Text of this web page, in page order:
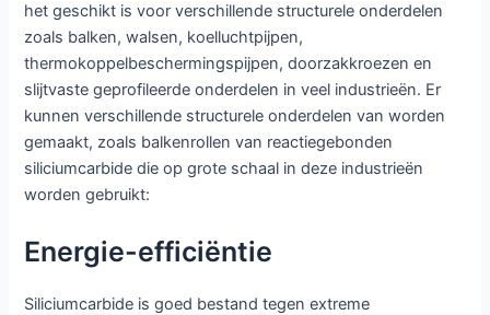
het geschikt is voor verschillende structurele onderdelen
zoals balken, walsen, koelluchtpijpen,
thermokoppelbeschermingspijpen, doorzakkroezen en
slijtvaste geprofileerde onderdelen in veel industrieën. Er
kunnen verschillende structurele onderdelen van worden
gemaakt, zoals balkenrollen van reactiegebonden
siliciumcarbide die op grote schaal in deze industrieën
worden gebruikt:
Energie-efficiëntie
Siliciumcarbide is goed bestand tegen extreme